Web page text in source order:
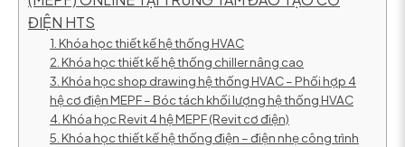
ĐIỆN HTS
1. Khóa học thiết kế hệ thống HVAC
2. Khóa học thiết kế hệ thống chiller nâng cao
3. Khóa học shop drawing hệ thống HVAC – Phối hợp 4
hệ cơ điện MEPF – Bóc tách khối lượng hệ thống HVAC
4. Khóa học Revit 4 hệ MEPF (Revit cơ điện)
5. Khóa học thiết kế hệ thống điện – điện nhẹ công trình